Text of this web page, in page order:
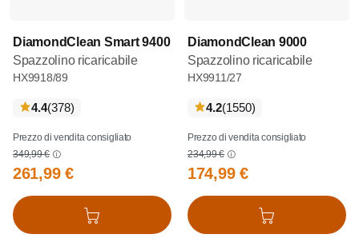
DiamondClean Smart 9400
Spazzolino ricaricabile
HX9918/89
4.4(378recensioni
)
Prezzo di vendita consigliato
349,99 €
261,99 €
Aggiungi al carrello
DiamondClean 9000
Spazzolino ricaricabile
HX9911/27
4.2(1550recensioni
)
Prezzo di vendita consigliato
234,99 €
174,99 €
Aggiungi al carrello